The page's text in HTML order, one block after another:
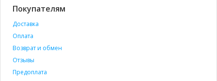
Покупателям
Доставка
Оплата
Возврат и обмен
Отзывы
Предоплата